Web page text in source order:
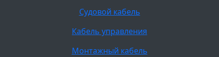
Судовой кабель
Кабель управления
Монтажный кабель